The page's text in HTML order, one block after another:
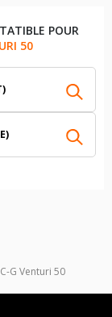
G Venturi 50
POUR
50